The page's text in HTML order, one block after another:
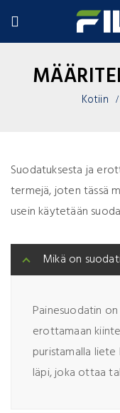
Kotiin
Suodatuksesta ja
termejä, joten tässä
usein käytetään
Mikä on
Painesuodatin
erottamaan
puristamalla
läpi, joka ottaa